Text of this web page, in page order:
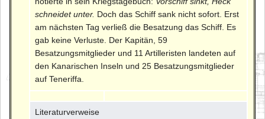
schneidet unter. Doch das Schiff sank nicht sofort. Erst
am nächsten Tag verließ die Besatzung das Schiff. Es
gab keine Verluste. Der Kapitän, 59
Besatzungsmitglieder und 11 Artilleristen landeten auf
den Kanarischen Inseln und 25 Besatzungsmitglieder
auf Teneriffa.
Literaturverweise